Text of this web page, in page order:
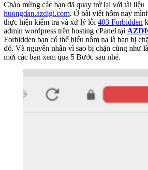
Chào mừng các bạn đã quay trở lại với tài liệu
huongdan.azdigi.com. Ở bài viết hôm nay
thực hiện kiểm tra và xử lý lỗi 403 Forbidden
admin wordpress trên hosting cPanel tại
Forbidden bạn có thể hiểu nôm na là bạn bị
đó. Và nguyên nhân vì sao bị chặn cũng như
mới các bạn xem qua 5 Bước sau nhé.